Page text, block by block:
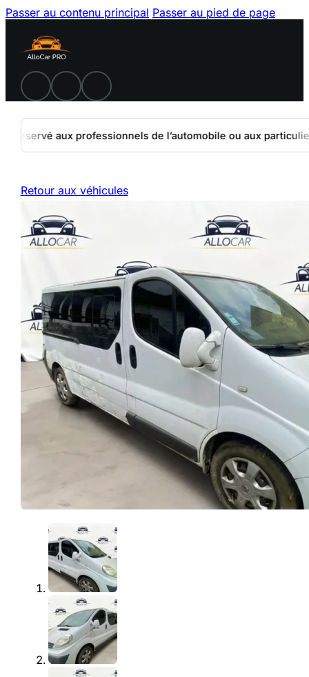
Passer au contenu principal Passer au pied de page
aux professionnels de l’automobile ou aux particuliers
Retour aux véhicules